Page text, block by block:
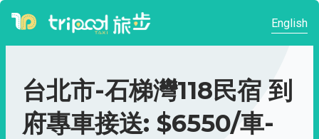
English
台北市-石梯灣118民宿 到
府專車接送: $6550/車-